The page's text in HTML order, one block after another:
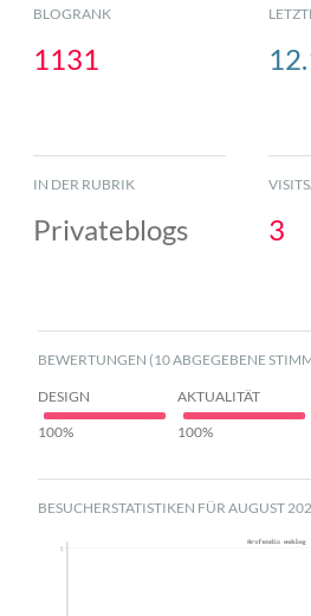
BLOGRANK
1131
IN DER RUBRIK
Privateblogs 3
BEWERTUNGEN (10 ABGEGEBENE
DESIGN
100%
AKTUALITÄT
100%
BESUCHERSTATISTIKEN FÜR AUGUST